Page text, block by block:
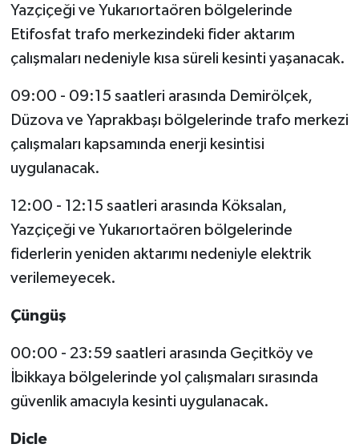
Yazçiçeği ve Yukarıortaören bölgelerinde
Etifosfat trafo merkezindeki fider aktarım
çalışmaları nedeniyle kısa süreli kesinti yaşanacak.
09:00 - 09:15 saatleri arasında Demirölçek,
Düzova ve Yaprakbaşı bölgelerinde trafo merkezi
çalışmaları kapsamında enerji kesintisi
uygulanacak.
12:00 - 12:15 saatleri arasında Köksalan,
Yazçiçeği ve Yukarıortaören bölgelerinde
fiderlerin yeniden aktarımı nedeniyle elektrik
verilemeyecek.
Çüngüş
00:00 - 23:59 saatleri arasında Geçitköy ve
İbikkaya bölgelerinde yol çalışmaları sırasında
güvenlik amacıyla kesinti uygulanacak.
Dicle